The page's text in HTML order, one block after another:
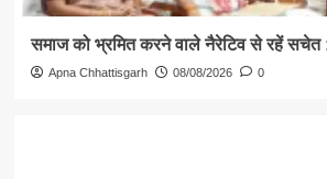
समाज को भ्रमित करने वाले नैरेटिव से रहें
Apna Chhattisgarh 08/08/2026 0